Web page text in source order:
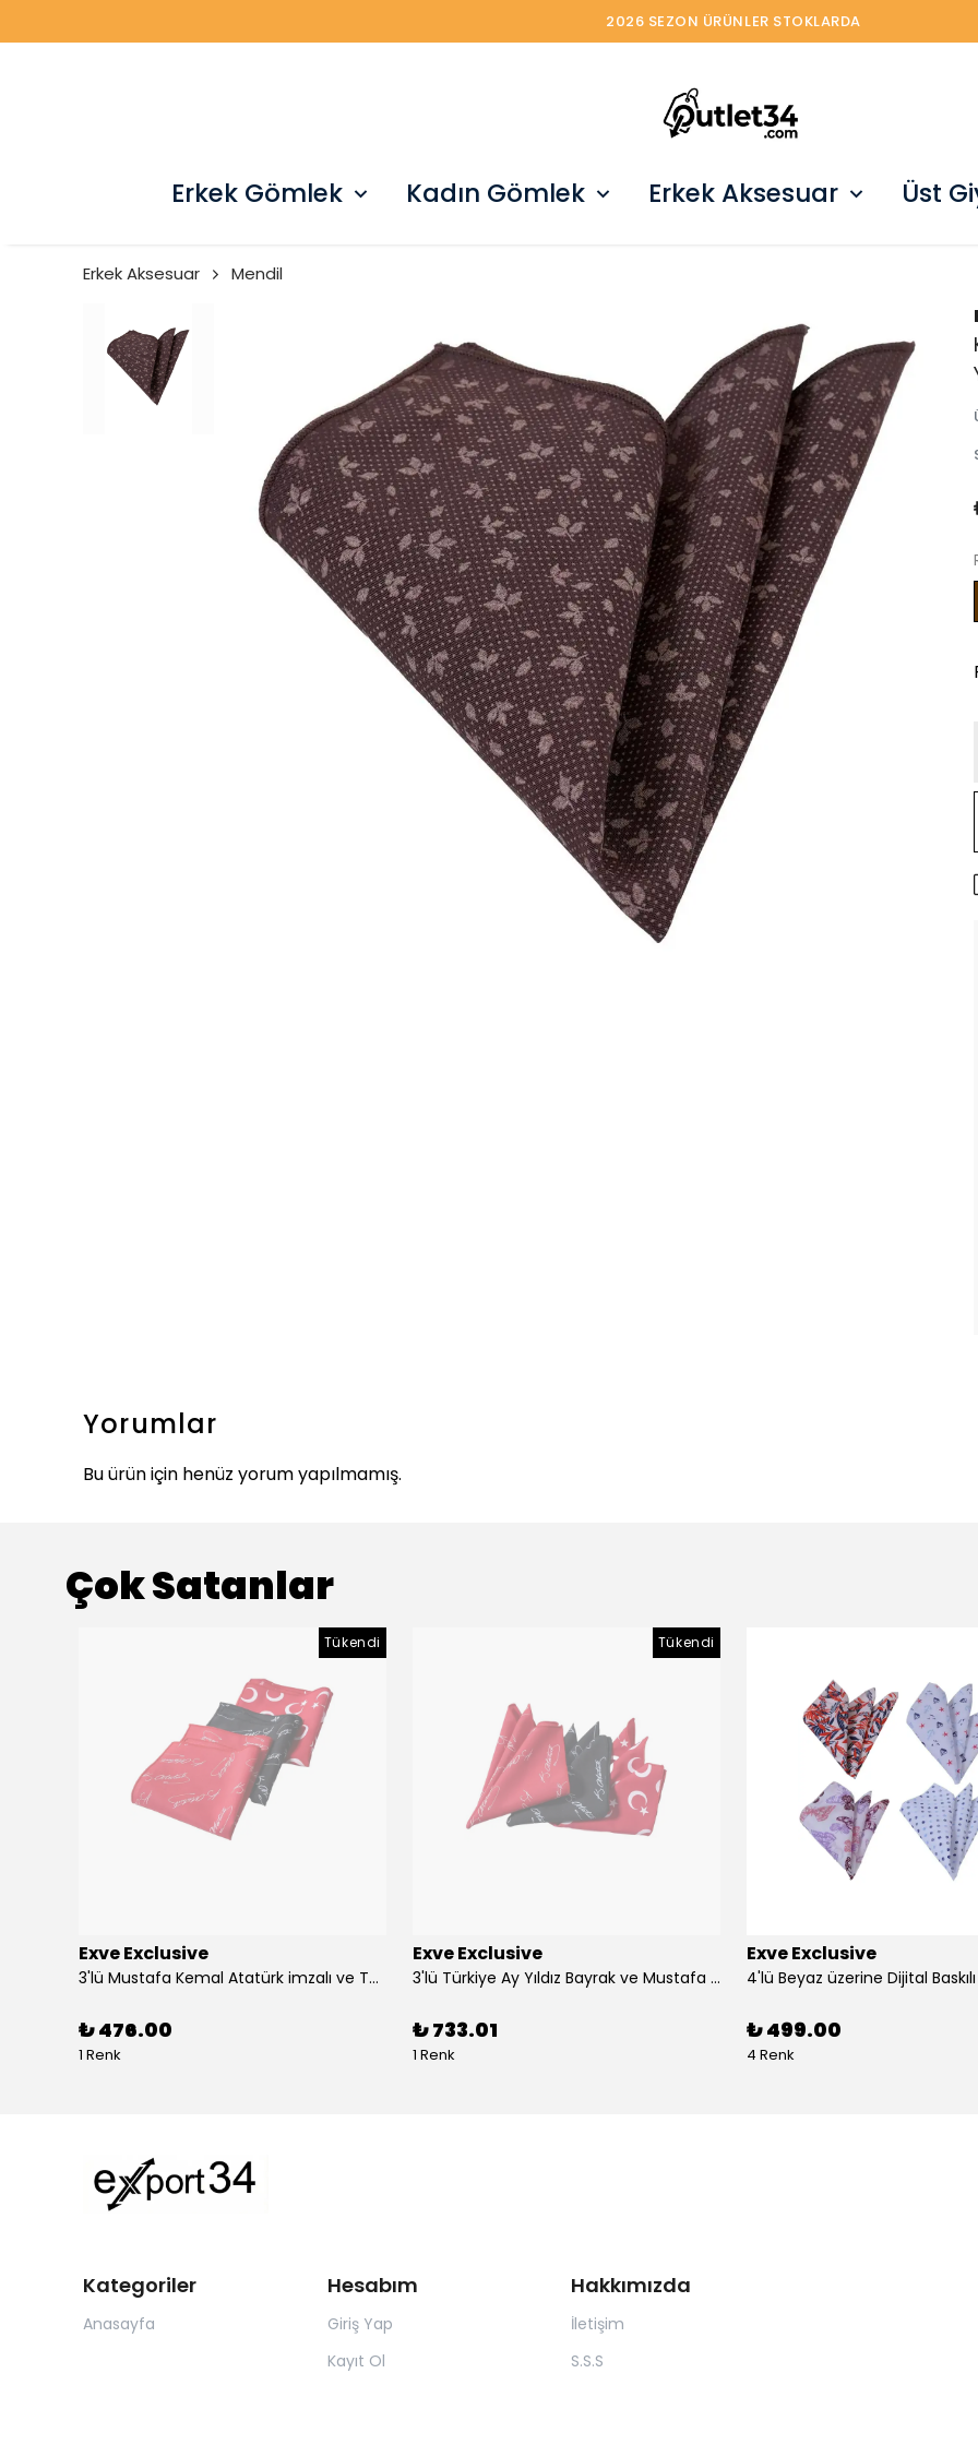
2026 SEZON ÜRÜNLER STOKLARDA
Erkek Gömlek Kadın Gömlek Erkek Aksesuar Üst
Erkek Aksesuar Mendil
Yorumlar
Bu ürün için henüz yorum yapılmamış.
Çok Satanlar
Tükendi
Exve Exclusive
3'lü Mustafa Kemal Atatürk imzalı ve Türkiye Ay Yıldız Bayraklı Kadın Fular Seti
₺ 476.00
1 Renk
Tükendi
Exve Exclusive
3'lü Türkiye Ay Yıldız Bayrak ve Mustafa Kemal Atatürk imzalı Kırmızı Siyah Yaka Mendili Seti
₺ 733.01
1 Renk
Exve Exclusive
₺ 499.00
4 Renk
Kategoriler
Anasayfa
Hesabım
Giriş Yap
Kayıt Ol
Hakkımızda
İletişim
S.S.S